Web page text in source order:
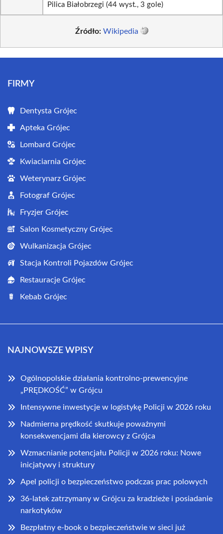
Pilica Białobrzegi (44 wyst., 3 gole)
Źródło: Wikipedia
FIRMY
Dentysta Grójec
Apteka Grójec
Lombard Grójec
Kwiaciarnia Grójec
Weterynarz Grójec
Fotograf Grójec
Fryzjer Grójec
Salon Kosmetyczny Grójec
Wulkanizacja Grójec
Stacja Kontroli Pojazdów Grójec
Restauracje Grójec
Kebab Grójec
NAJNOWSZE WPISY
Ogólnopolskie działania kontrolno-prewencyjne
„PRĘDKOŚĆ” w Grójcu
Intensywne inwestycje w logistykę Policji w 2026 roku
Nadmierna prędkość skutkuje poważnymi
konsekwencjami dla kierowcy z Grójca
Wzmacnianie potencjału Policji w 2026 roku: Nowe
inicjatywy i struktury
Apel policji o bezpieczeństwo podczas prac polowych
36-latek zatrzymany w Grójcu za kradzieże i posiadanie
narkotyków
Bezpłatny e-book o bezpieczeństwie w sieci już